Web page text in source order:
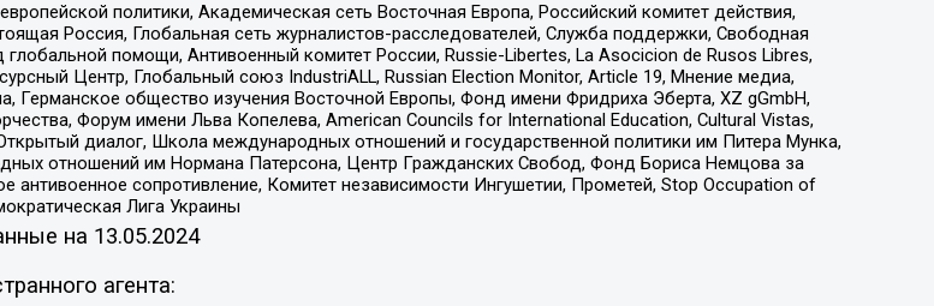
политики, Академическая сеть Восточная Европа, Российский комитет действия,
Россия, Глобальная сеть журналистов-расследователей, Служба поддержки, Свободная
помощи, Антивоенный комитет России, Russie-Libertes, La Asocicion de Rusos Libres,
Центр, Глобальный союз IndustriALL, Russian Election Monitor, Article 19, Мнение медиа,
Германское общество изучения Восточной Европы, Фонд имени Фридриха Эберта, XZ gGmbH,
Форум имени Льва Копелева, American Councils for International Education, Cultural Vistas,
диалог, Школа международных отношений и государственной политики им Питера Мунка,
отношений им Нормана Патерсона, Центр Гражданских Свобод, Фонд Бориса Немцова за
сопротивление, Комитет независимости Ингушетии, Прометей, Stop Occupation of
Лига Украины
на 13.05.2024
агента: